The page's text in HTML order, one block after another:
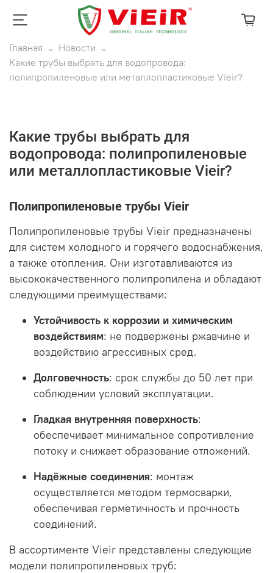
Главная
Новости
Какие трубы выбрать для водопровода:
полипропиленовые или металлопластиковые Vieir?
Какие трубы выбрать для
водопровода: полипропиленовые
или металлопластиковые Vieir?
Полипропиленовые трубы Vieir
Полипропиленовые трубы Vieir предназначены
для систем холодного и горячего водоснабжения,
а также отопления. Они изготавливаются из
высококачественного полипропилена и обладают
следующими преимуществами:
Устойчивость к коррозии и химическим
воздействиям: не подвержены ржавчине и
воздействию агрессивных сред.
Долговечность: срок службы до 50 лет при
соблюдении условий эксплуатации.
Гладкая внутренняя поверхность:
обеспечивает минимальное сопротивление
потоку и снижает образование отложений.
Надёжные соединения: монтаж
осуществляется методом термосварки,
обеспечивая герметичность и прочность
соединений.
В ассортименте Vieir представлены следующие
модели полипропиленовых труб: